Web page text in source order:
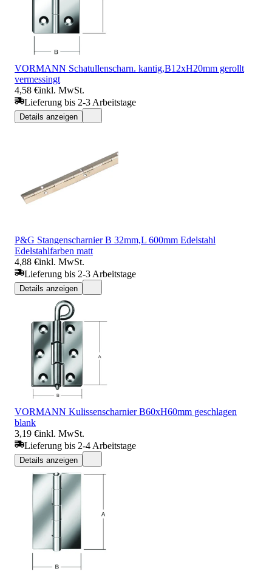
VORMANN Schatullenscharn. kantig,B12xH20mm gerollt
vermessingt
4,58 €inkl. MwSt.
Lieferung bis 2-3 Arbeitstage
Details anzeigen
P&G Stangenscharnier B 32mm,L 600mm Edelstahl
Edelstahlfarben matt
4,88 €inkl. MwSt.
Lieferung bis 2-3 Arbeitstage
Details anzeigen
VORMANN Kulissenscharnier B60xH60mm geschlagen
blank
3,19 €inkl. MwSt.
Lieferung bis 2-4 Arbeitstage
Details anzeigen